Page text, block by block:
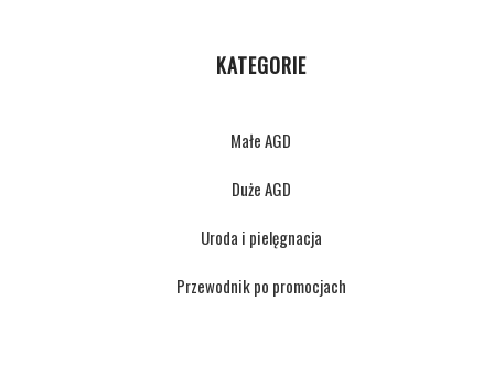
KATEGORIE
Małe AGD
Duże AGD
Uroda i pielęgnacja
Przewodnik po promocjach